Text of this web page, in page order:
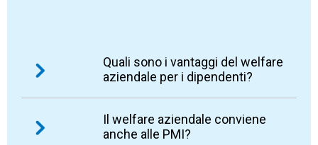
Quali sono i vantaggi del welfare
aziendale per i dipendenti?
Per i dipendenti, il welfare può offrire un
supporto concreto nella vita quotidiana: buoni
Il welfare aziendale conviene
anche alle PMI?